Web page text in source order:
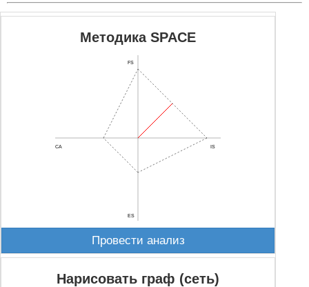
Методика SPACE
FS
CA
ES
IS
Провести анализ
Нарисовать граф (сеть)